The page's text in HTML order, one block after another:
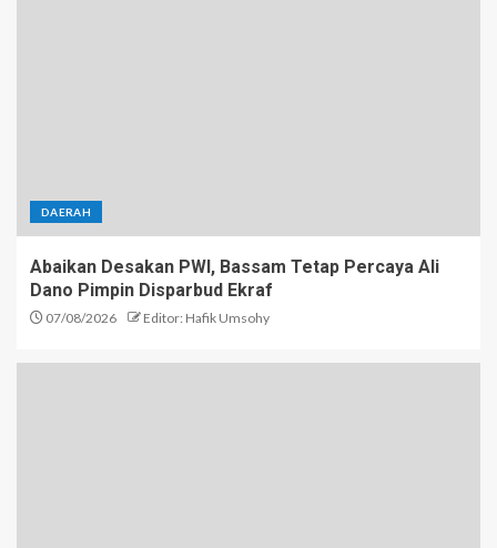
DAERAH
Abaikan Desakan PWI, Bassam Tetap Percaya Ali
Dano Pimpin Disparbud Ekraf
07/08/2026 Editor: Hafik Umsohy